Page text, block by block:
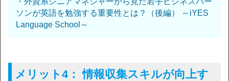
ソンが英語を勉強する重要性とは？（後編） ～iYES
Language School～
メリット4： 情報収集スキルが向上す